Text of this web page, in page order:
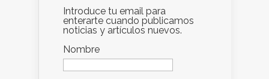
Introduce tu email para
enterarte cuando publicamos
noticias y artículos nuevos.
Nombre